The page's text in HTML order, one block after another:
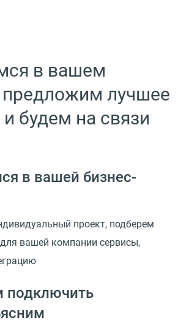
в вашем
предложим лучшее
будем на связи
в вашей бизнес-
проект, подберем
вашей компании сервисы,